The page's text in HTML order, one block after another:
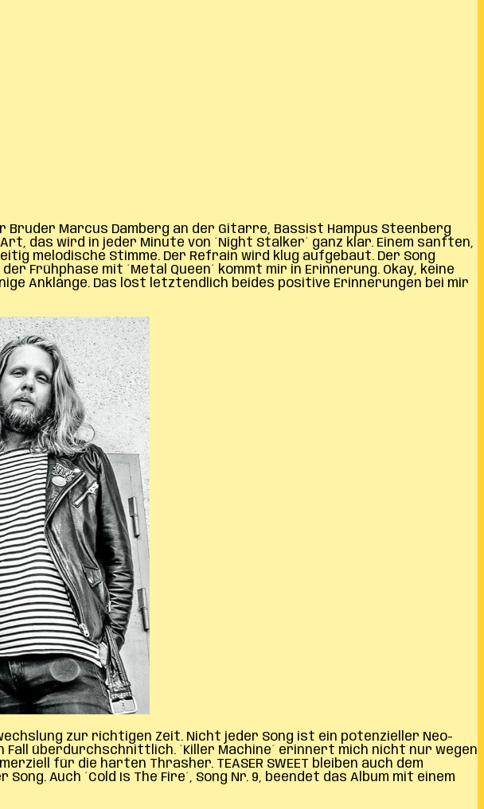
Marcus Damberg an der Gitarre, Bassist Hampus Steenberg
das wird in jeder Minute von ´Night Stalker´ ganz klar. Einem sanften,
melodische Stimme. Der Refrain wird klug aufgebaut. Der Song
Frühphase mit ´Metal Queen´ kommt mir in Erinnerung. Okay, keine
Anklänge. Das löst letztendlich beides positive Erinnerungen bei mir
zur richtigen Zeit. Nicht jeder Song ist ein potenzieller Neo-
überdurchschnittlich. ´Killer Machine´ erinnert mich nicht nur wegen
für die harten Thrasher. TEASER SWEET bleiben auch dem
Auch ´Cold Is The Fire´, Song Nr. 9, beendet das Album mit einem